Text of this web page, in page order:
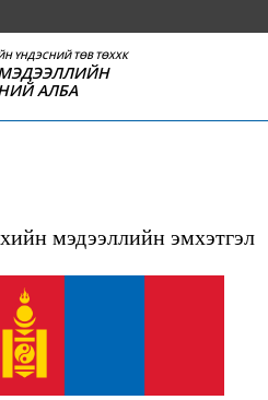
ҮНДЭСНИЙ ТӨВ ТӨХХК
АЛБА